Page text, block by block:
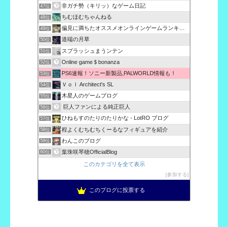
47位 非ガチ勢（キリッ）なゲーム日記
48位 ちむほむちゃんねる
49位 偏見に満ちたオススメオンラインゲームランキング評価！
50位 道端の月草
51位 スプラッシュまうンテン
52位 Online game＄bonanza
53位 PS6速報！ソニー新製品,PALWORLD情報も！
54位 Ｖｏｌ Architect's SL
55位 木星人のゲームブログ
56位 巨人ファンによる純正巨人
57位 ひねもすのたりのたりかな - LotRO ブログ
58位 程よくむちむちくーるなフィギュアを紹介
59位 わんこのブログ
60位 葉珠咲琴穂OfficialBlog
このカテゴリを全て表示
参加する
このブログに投票する